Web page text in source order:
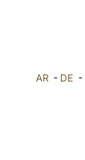
AR- DE -